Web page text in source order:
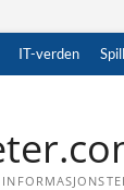
IT-verden Spill